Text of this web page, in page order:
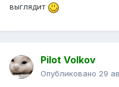
выглядит
Pilot Volkov
Опубликовано 29